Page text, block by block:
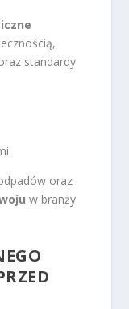
standardy
oraz
w branży